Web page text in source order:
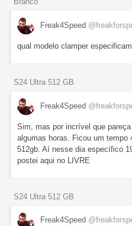
Freak4Speed
qual modelo clamper
S24 Ultra 512 GB
Freak4Speed
Sim, mas por incrível que
algumas horas. Ficou um tempo
512gb. Aí nesse dia específico
postei aqui no LIVRE
S24 Ultra 512 GB
Freak4Speed